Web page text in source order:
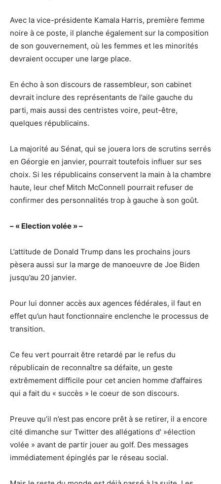
Avec la vice-présidente Kamala Harris, première femme
noire à ce poste, il planche également sur la composition
de son gouvernement, où les femmes et les minorités
devraient occuper une large place.
En écho à son discours de rassembleur, son cabinet
devrait inclure des représentants de l’aile gauche du
parti, mais aussi des centristes voire, peut-être,
quelques républicains.
La majorité au Sénat, qui se jouera lors de scrutins serrés
en Géorgie en janvier, pourrait toutefois influer sur ses
choix. Si les républicains conservent la main à la chambre
haute, leur chef Mitch McConnell pourrait refuser de
confirmer des personnalités trop à gauche à son goût.
– « Election volée » –
L’attitude de Donald Trump dans les prochains jours
pèsera aussi sur la marge de manoeuvre de Joe Biden
jusqu’au 20 janvier.
Pour lui donner accès aux agences fédérales, il faut en
effet qu’un haut fonctionnaire enclenche le processus de
transition.
Ce feu vert pourrait être retardé par le refus du
républicain de reconnaître sa défaite, un geste
extrêmement difficile pour cet ancien homme d’affaires
qui a fait du « succès » le coeur de son discours.
Preuve qu’il n’est pas encore prêt à se retirer, il a encore
cité dimanche sur Twitter des allégations d' »élection
volée » avant de partir jouer au golf. Des messages
immédiatement épinglés par le réseau social.